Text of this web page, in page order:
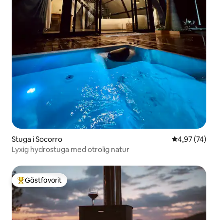
Stuga i Socorro 4,97 av 5 i
4,97 (74)
Lyxig hydrostuga med otrolig natur
Populär gästfavorit
Gästfavorit